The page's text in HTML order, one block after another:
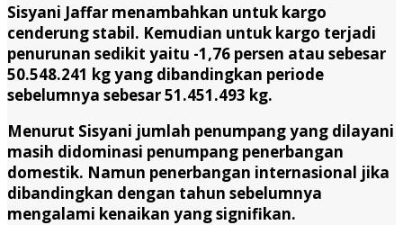
Sisyani Jaffar menambahkan untuk kargo
cenderung stabil. Kemudian untuk kargo terjadi
penurunan sedikit yaitu -1,76 persen atau sebesar
50.548.241 kg yang dibandingkan periode
sebelumnya sebesar 51.451.493 kg.
Menurut Sisyani jumlah penumpang yang dilayani
masih didominasi penumpang penerbangan
domestik. Namun penerbangan internasional jika
dibandingkan dengan tahun sebelumnya
mengalami kenaikan yang signifikan.